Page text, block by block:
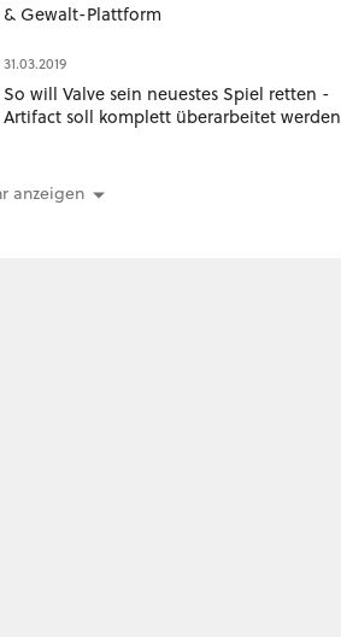
& Gewalt-Plattform
31.03.2019
So will Valve sein neuestes Spiel retten -
Artifact soll komplett überarbeitet werden
anzeigen